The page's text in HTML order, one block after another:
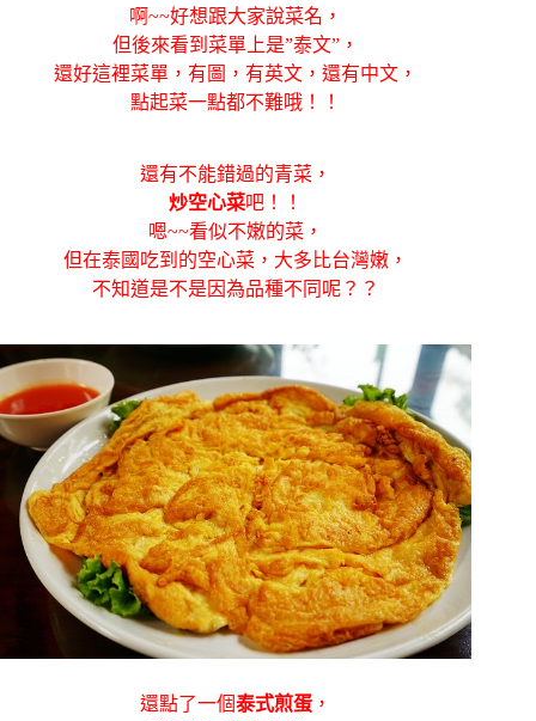
啊~~好想跟大家說菜名，
但後來看到菜單上是”泰文”，
還好這裡菜單，有圖，有英文，還有中文，
點起菜一點都不難哦！！
還有不能錯過的青菜，
炒空心菜吧！！
嗯~~看似不嫩的菜，
但在泰國吃到的空心菜，大多比台灣嫩，
不知道是不是因為品種不同呢？？
還點了一個泰式煎蛋 ，